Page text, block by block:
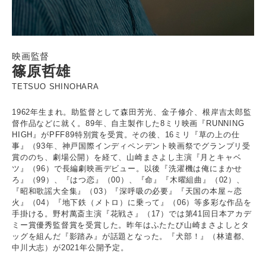
映画監督
篠原哲雄
TETSUO SHINOHARA
1962年生まれ。助監督として森田芳光、金子修介、根岸吉太郎監
督作品などに就く。89年、自主製作した8ミリ映画『RUNNING
HIGH』がPFF89特別賞を受賞。その後、16ミリ『草の上の仕
事』（93年、神戸国際インディペンデント映画祭でグランプリ受
賞ののち、劇場公開）を経て、山崎まさよし主演『月とキャベ
ツ』（96）で長編劇映画デビュー。以後『洗濯機は俺にまかせ
ろ』（99）、『はつ恋』（00）、『命』『木曜組曲』（02）、
『昭和歌謡大全集』（03）『深呼吸の必要』『天国の本屋～恋
火』（04）『地下鉄（メトロ）に乗って』（06）等多彩な作品を
手掛ける。野村萬斎主演『花戦さ』（17）では第41回日本アカデ
ミー賞優秀監督賞を受賞した。昨年はふたたび山崎まさよしとタ
ッグを組んだ『影踏み』が話題となった。『犬部！』（林遣都、
中川大志）が2021年公開予定。